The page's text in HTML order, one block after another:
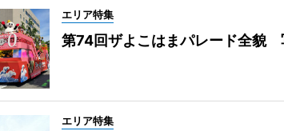
エリア特集
第74回ザよこはまパレード全貌
エリア特集